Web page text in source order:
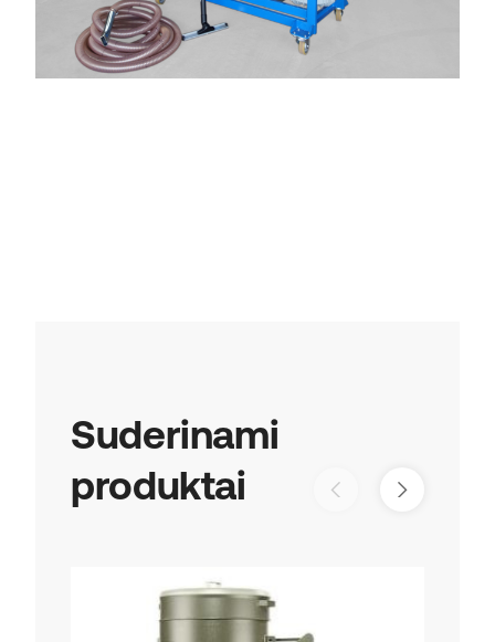
Suderinami
produktai